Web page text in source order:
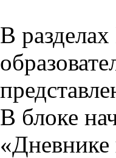
В
В блоке